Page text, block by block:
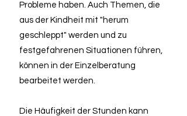
Probleme haben. Auch Themen, die
aus der Kindheit mit "herum
geschleppt" werden und zu
festgefahrenen Situationen führen,
können in der Einzelberatung
bearbeitet werden.
Die Häufigkeit der Stunden kann